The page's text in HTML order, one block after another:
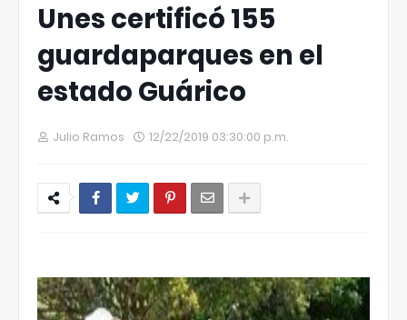
Unes certificó 155
guardaparques en el
estado Guárico
Julio Ramos 12/22/2019 03:30:00 p.m.